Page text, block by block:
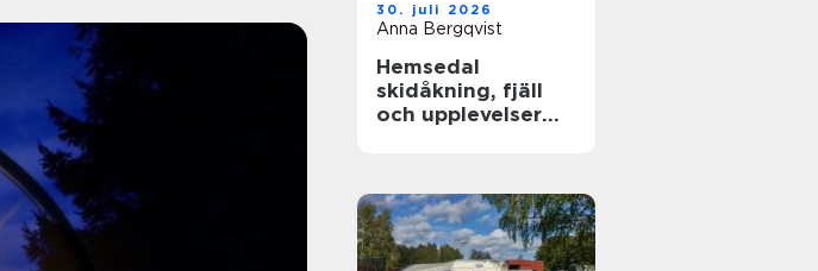
30. juli 2026
Anna Bergqvist
Hemsedal
skidåkning, fjäll
och upplevelser